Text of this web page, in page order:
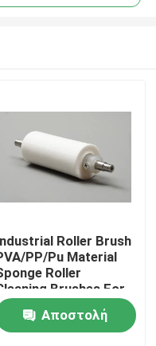
Roller Brush
PP/Pu Material
Roller
Brushes For
Industry
Αποστολή